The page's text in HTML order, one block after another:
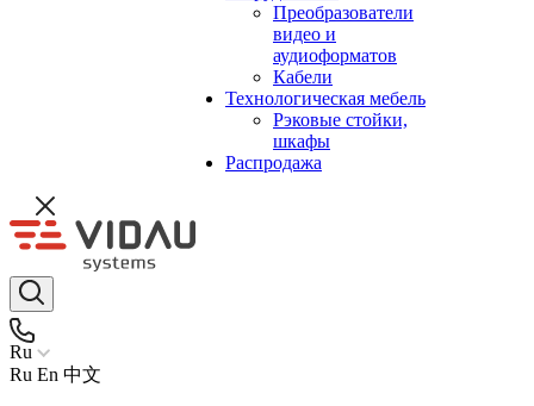
Преобразователи
видео и
аудиоформатов
Кабели
Технологическая мебель
Рэковые стойки,
шкафы
Распродажа
Ru
Ru En 中文